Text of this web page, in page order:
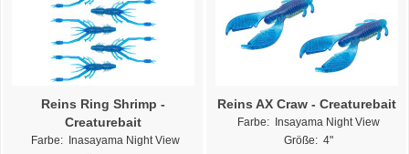
Reins Ring Shrimp -
Creaturebait
Farbe: Inasayama Night View
Reins AX Craw - Creaturebait
Farbe: Insayama Night View
Größe: 4"